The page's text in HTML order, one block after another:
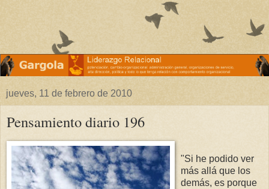
jueves, 11 de febrero de 2010
Pensamiento diario 196
"Si he podido ver
más allá que los
demás, es porque